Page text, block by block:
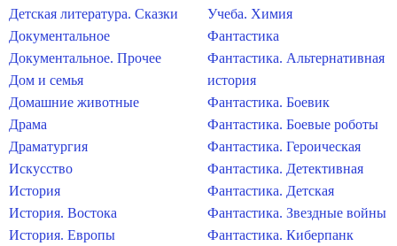
Детская литература. Сказки
Документальное
Документальное. Прочее
Дом и семья
Домашние животные
Драма
Драматургия
Искусство
История
История. Востока
История. Европы
Учеба. Химия
Фантастика
Фантастика. Альтернативная
история
Фантастика. Боевик
Фантастика. Боевые роботы
Фантастика. Героическая
Фантастика. Детективная
Фантастика. Детская
Фантастика. Звездные войны
Фантастика. Киберпанк